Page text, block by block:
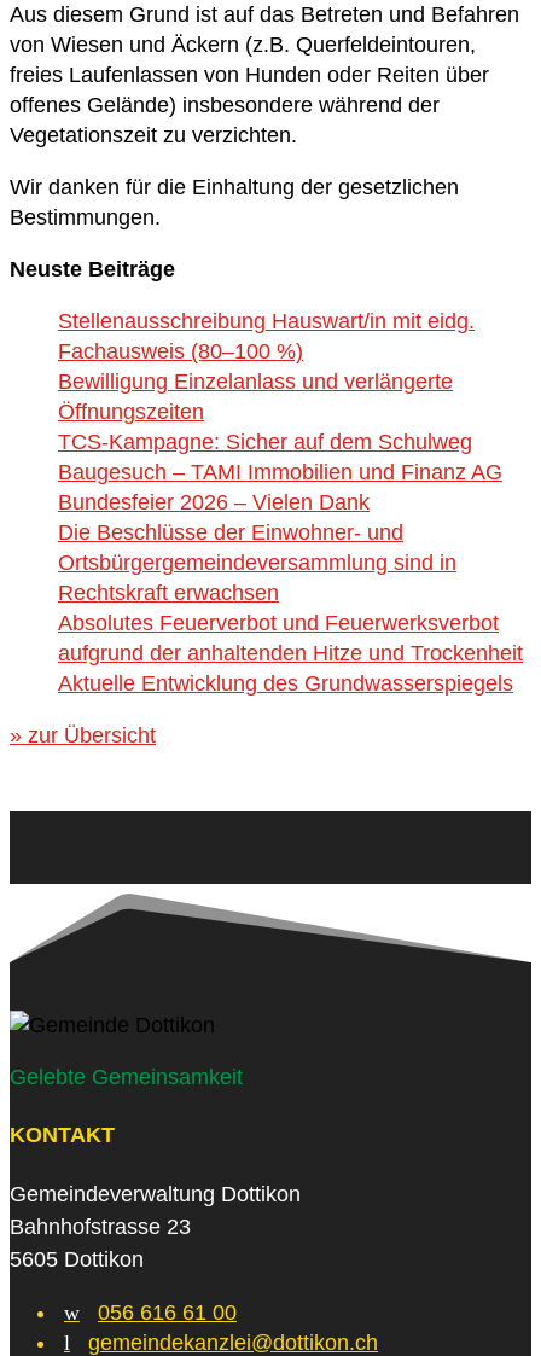
Aus diesem Grund ist auf das Betreten und Befahren
von Wiesen und Äckern (z.B. Querfeldeintouren,
freies Laufenlassen von Hunden oder Reiten über
offenes Gelände) insbesondere während der
Vegetationszeit zu verzichten.
Wir danken für die Einhaltung der gesetzlichen
Bestimmungen.
Neuste Beiträge
Stellenausschreibung Hauswart/in mit eidg.
Fachausweis (80–100 %)
Bewilligung Einzelanlass und verlängerte
Öffnungszeiten
TCS-Kampagne: Sicher auf dem Schulweg
Baugesuch – TAMI Immobilien und Finanz AG
Bundesfeier 2026 – Vielen Dank
Die Beschlüsse der Einwohner- und
Ortsbürgergemeindeversammlung sind in
Rechtskraft erwachsen
Absolutes Feuerverbot und Feuerwerksverbot
aufgrund der anhaltenden Hitze und Trockenheit
Aktuelle Entwicklung des Grundwasserspiegels
» zur Übersicht
Gelebte Gemeinsamkeit
KONTAKT
Gemeindeverwaltung Dottikon
Bahnhofstrasse 23
5605 Dottikon
w
056 616 61 00
l
gemeindekanzlei@dottikon.ch